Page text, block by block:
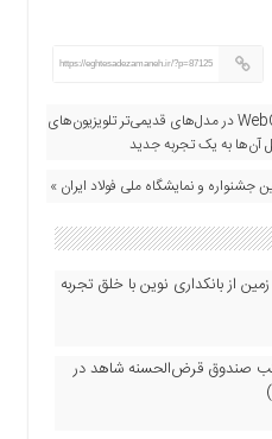
https://eghtesadezamaneh.ir/?p=87125
« امکان به‌روزرسانی سیستم‌عامل WebOS در مدل‌های قدیمی‌تر تلویزیون‌های
آن‌ها به یک تجربه جدید
و نمایشگاه ملی فولاد ایران »
از بانکداری نوین با خلق تجربه
صندوق قرض‌الحسنه شاهد در